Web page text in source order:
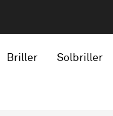
Briller Solbriller